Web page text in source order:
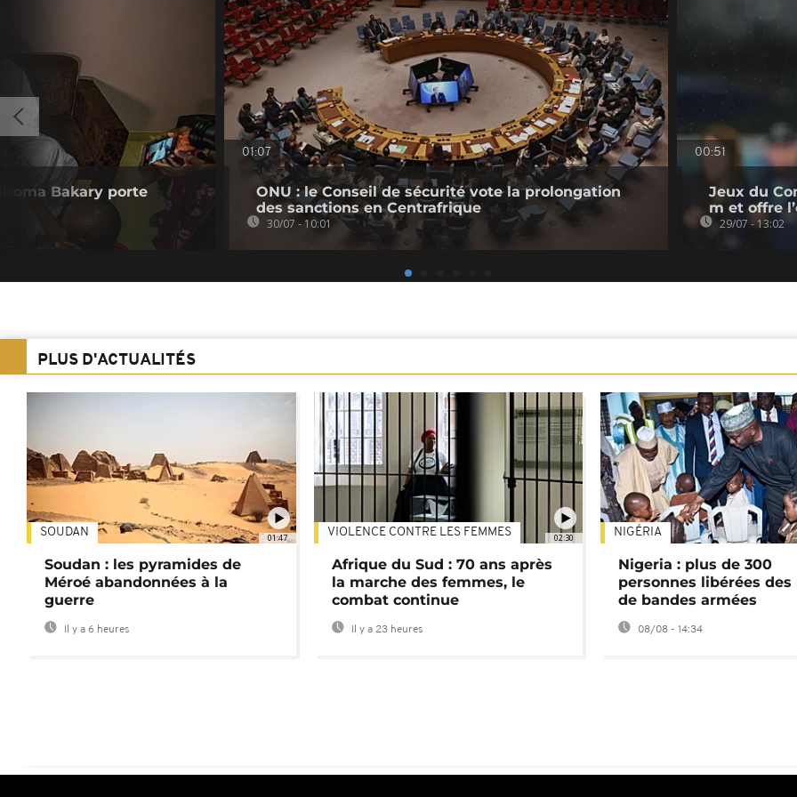
Bakary porte
01:07
ONU : le Conseil de sécurité vote la prolongation
des sanctions en Centrafrique
30/07 - 10:01
00:51
Jeux du
m et offre
29/07 - 13:02
PLUS D'ACTUALITÉS
01:47
SOUDAN
Soudan : les pyramides de
Méroé abandonnées à la
guerre
Il y a 6 heures
02:30
VIOLENCE CONTRE LES FEMMES
Afrique du Sud : 70 ans après
la marche des femmes, le
combat continue
Il y a 23 heures
NIGÉRIA
Nigeria : plus de 300
personnes libérées des
de bandes armées
08/08 - 14:34